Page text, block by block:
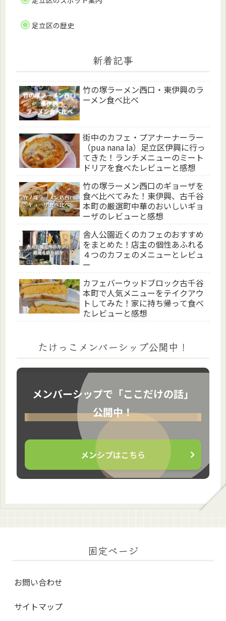
足立区の歴史
新着記事
竹の塚ラーメン西口・東伊興のラ
ーメン食べ比べ
街中のカフェ・プアナーナーラー
（pua nana la）足立区伊興に行っ
てきた！ランチメニューのミート
ドリアを食べたレビューと感想
竹の塚ラーメン西口のギョーザを
食べ比べてみた！東伊興、古千谷
本町の厳選町中華のおいしいギョ
ーザのレビューと感想
舎人公園近くのカフェのおすすめ
をまとめた！店主の個性あふれる
４つのカフェのメニューとレビュ
ー
カフェバーウッドブロック古千谷
本町で人気メニューをテイクアウ
トしてみた！家に持ち帰って食べ
たレビューと感想
たけっこメンバーシップ公開中！
メンバーシップで「ここだけの話」
公開中！
メンシプはこちら
固定ページ
お問い合わせ
サイトマップ